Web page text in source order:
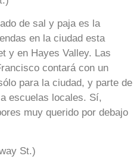
de sal y paja es la
en la ciudad esta
y en Hayes Valley. Las
contará con un
para la ciudad, y parte de
escuelas locales. Sí,
muy querido por debajo
St.)